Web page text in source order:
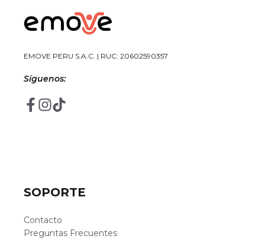
EMOVE PERU S.A.C. | RUC: 20602590357
Síguenos:
SOPORTE
Contacto
Preguntas Frecuentes